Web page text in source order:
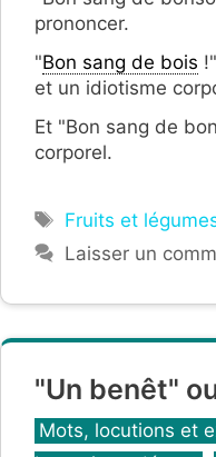
prononcer.
"Bon sang de bois
et un idiotisme
Et "Bon sang de
corporel.
Étiquettes
Fruits et
Laisser un
"Un benêt"
Catégories
Mots, locutions et